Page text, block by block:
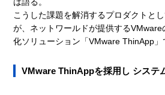
は語る。
こうした課題を解消するプロダクトと
が、ネットワールドが提供する
化ソリューション「VMware ThinApp」
VMware ThinAppを採用し システ